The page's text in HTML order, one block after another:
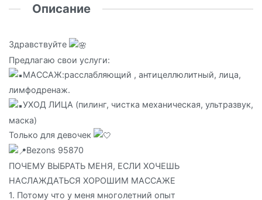
Описание
Здравствуйте
Предлагаю свои услуги:
МАССАЖ:расслабляющий , антицеллюлитный, лица,
лимфодренаж.
УХОД ЛИЦА (пилинг, чистка механическая, ультразвук,
маска)
Только для девочек
Bezons 95870
ПОЧЕМУ ВЫБРАТЬ МЕНЯ, ЕСЛИ ХОЧЕШЬ
НАСЛАЖДАТЬСЯ ХОРОШИМ МАССАЖЕ
1. Потому что у меня многолетний опыт